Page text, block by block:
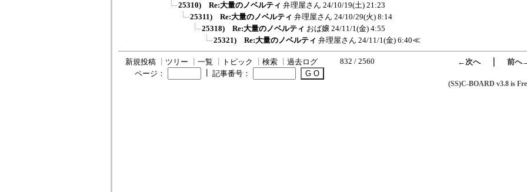
25310) Re:大量のノベルティ 弁理屋さん 24/10/19(土) 21:23
25311) Re:大量のノベルティ 弁理屋さん 24/10/29(火) 8:14
25318) Re:大量のノベルティ おば嬢 24/11/1(金) 4:55
25321) Re:大量のノベルティ 弁理屋さん 24/11/1(金) 6:40≪
新規投稿 ツリー 一覧 トピック 検索 過去ログ 832 / 2560 ←次へ｜ 前へ
ページ：
記事番号：
(SS)C-BOARD v3.8 is